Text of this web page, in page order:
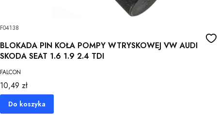
F04138
BLOKADA PIN KOŁA POMPY WTRYSKOWEJ VW AUDI
SKODA SEAT 1.6 1.9 2.4 TDI
FALCON
Cena
10,49 zł
Do koszyka